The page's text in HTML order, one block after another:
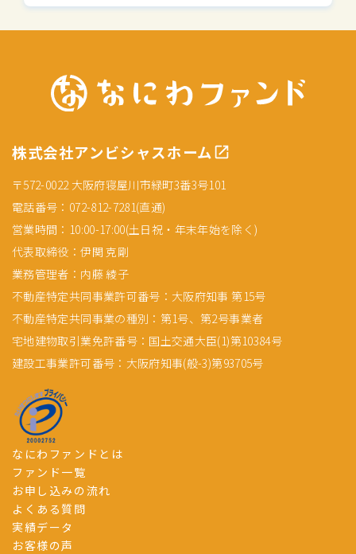
株式会社アンビシャスホーム
〒572-0022 大阪府寝屋川市緑町3番3号101
電話番号：072-812-7281(直通)
営業時間：10:00-17:00(土日祝・年末年始を除く)
代表取締役：伊関 克剛
業務管理者：内藤 綾子
不動産特定共同事業許可番号：大阪府知事 第15号
不動産特定共同事業の種別：第1号、第2号事業者
宅地建物取引業免許番号：国土交通大臣(1)第10384号
建設工事業許可番号：大阪府知事(般-3)第93705号
なにわファンドとは
ファンド一覧
お申し込みの流れ
よくある質問
実績データ
お客様の声